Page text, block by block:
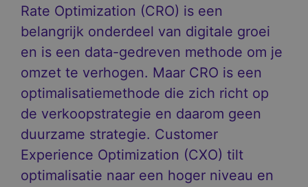
Rate Optimization (CRO) is een
belangrijk onderdeel van digitale groei
en is een data-gedreven methode om je
omzet te verhogen. Maar CRO is een
optimalisatiemethode die zich richt op
de verkoopstrategie en daarom geen
duurzame strategie. Customer
Experience Optimization (CXO) tilt
optimalisatie naar een hoger niveau en